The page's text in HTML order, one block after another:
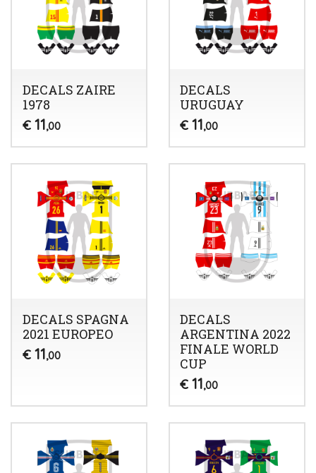
DECALS ZAIRE
1978
€ 11,00
DECALS
URUGUAY
€ 11,00
DECALS SPAGNA
2021 EUROPEO
€ 11,00
DECALS
ARGENTINA 2022
FINALE WORLD
CUP
€ 11,00